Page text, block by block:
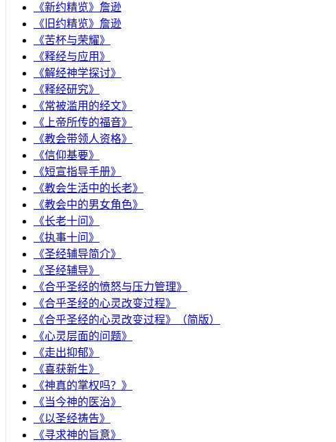
《新约精览》詹逊
《旧约精览》詹逊
《苦杯与荣耀》
《释经与应用》
《解经神学探讨》
《释经研究》
《常被滥用的经文》
《上帝所传的福音》
《教会带领人资格》
《信仰基要》
《短宣指导手册》
《教会生活中的长老》
《教会中的男女角色》
《长老十问》
《执事十问》
《圣经辅导简介》
《圣经辅导》
​《合乎圣经的愤怒与压力管理》
《合乎圣经的心灵改变过程》
《合乎圣经的心灵改变过程》（简版）
《心灵层面的问题》
《走出抑郁》
《喜获新生》
《神真的掌权吗？》
《当今神的医治》
《以圣经祷告》
《寻求神的旨意》